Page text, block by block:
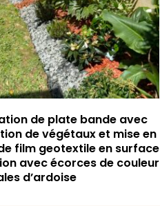
de plate bande avec
de végétaux et mise en
film geotextile en surface
avec écorces de couleur
d’ardoise